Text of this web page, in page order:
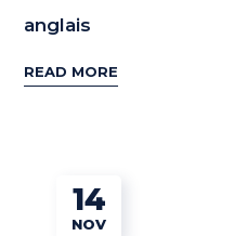
anglais
READ MORE
14
NOV